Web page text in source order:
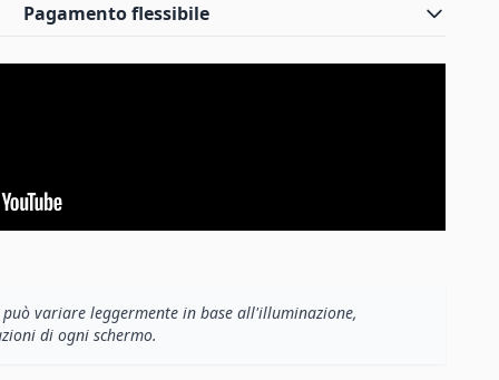
Pagamento flessibile
variare leggermente in base all'illuminazione,
di ogni schermo.